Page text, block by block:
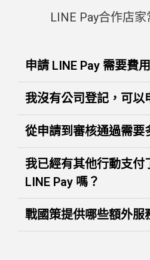
LINE Pay合作店
申請 LINE Pay 需要費
我沒有公司登記，可以
從申請到審核通過需要
我已經有其他行動支付
LINE Pay 嗎？
戰國策提供哪些額外服